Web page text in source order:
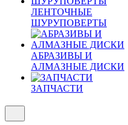
ЛЕНТОЧНЫЕ
ШУРУПОВЕРТЫ
АБРАЗИВЫ И
АЛМАЗНЫЕ ДИСКИ
ЗАПЧАСТИ